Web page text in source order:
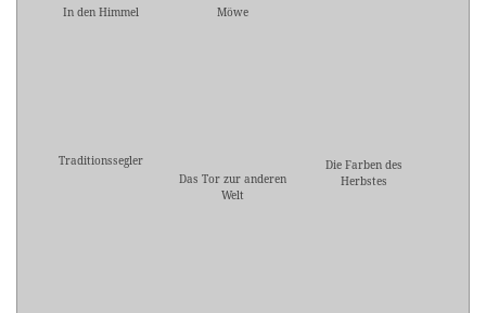
In den Himmel Möwe
Traditionssegler
Das Tor zur anderen
Welt
Die Farben des
Herbstes